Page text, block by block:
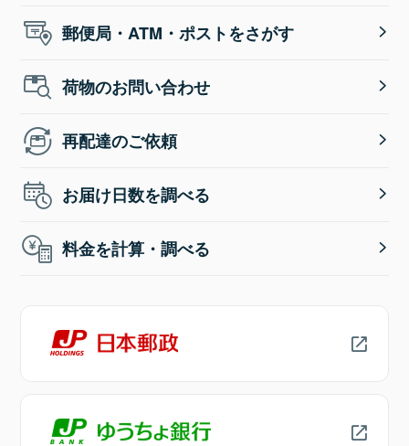
郵便局・ATM・ポストをさがす
荷物のお問い合わせ
再配達のご依頼
お届け日数を調べる
料金を計算・調べる